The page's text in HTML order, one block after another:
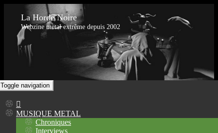
La Horde Noire
Webzine metal extrême depuis 2002
Toggle navigation
MUSIQUE METAL
Chroniques
Interviews